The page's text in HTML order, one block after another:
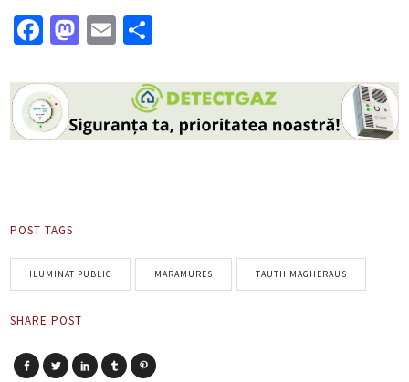
Facebook
Mastodon
Email
POST TAGS
ILUMINAT PUBLIC MARAMURES TAUTII MAGHERAUS
SHARE POST